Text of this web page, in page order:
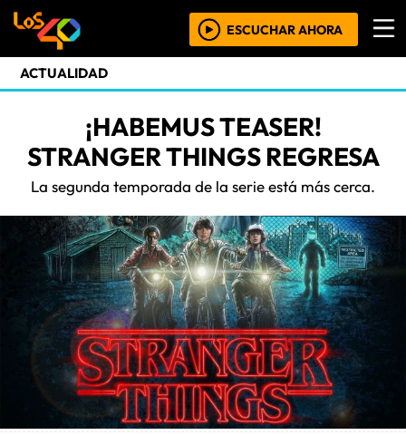
ESCUCHAR AHORA
ACTUALIDAD
¡HABEMUS TEASER!
STRANGER THINGS REGRESA
La segunda temporada de la serie está más cerca.